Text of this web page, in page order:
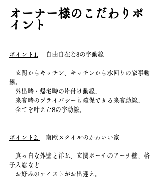
オーナー様のこだわりポ
イント
ポイント1. 自由自在な8の字動線
玄関からキッチン、キッチンから水回りの家事動
線。
外出時・帰宅時の片付け動線。
来客時のプライバシーも確保できる来客動線。
全てを叶えた8の字動線。
ポイント2. 南欧スタイルのかわいい家
真っ白な外壁と洋瓦、玄関ポーチのアーチ壁、格
子入窓など
お好みのテイストがお出迎え。